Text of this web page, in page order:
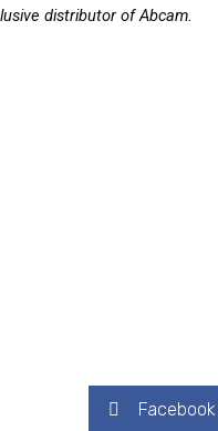
distributor of Abcam.
Facebook